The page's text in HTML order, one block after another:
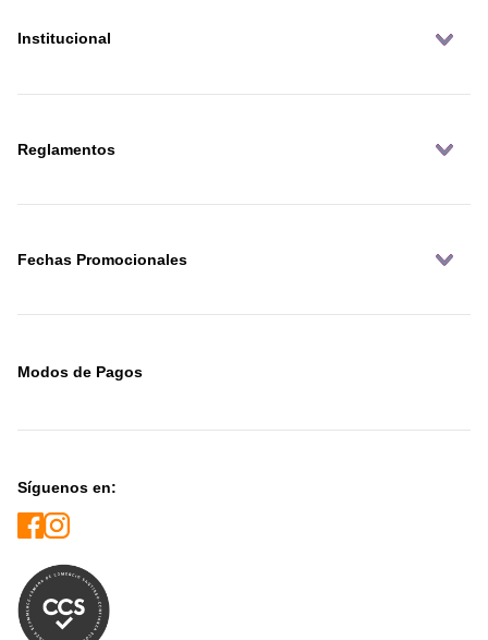
Institucional
Reglamentos
Fechas Promocionales
Modos de Pagos
Síguenos en: